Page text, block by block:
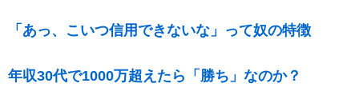
「あっ、こいつ信用できないな」って奴の特徴
年収30代で1000万超えたら「勝ち」なのか？